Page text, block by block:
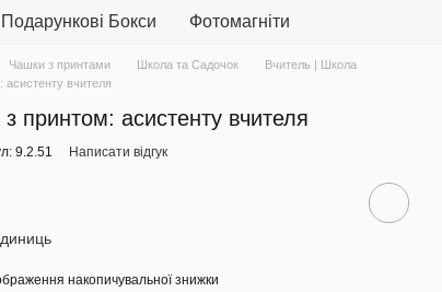
Подарункові Бокси Фотомагніти
Чашки з принтами Школа та Садочок
Вчитель | Школа
вчителя
принтом: асистенту вчителя
9.2.51 Написати відгук
накопичувальної знижки